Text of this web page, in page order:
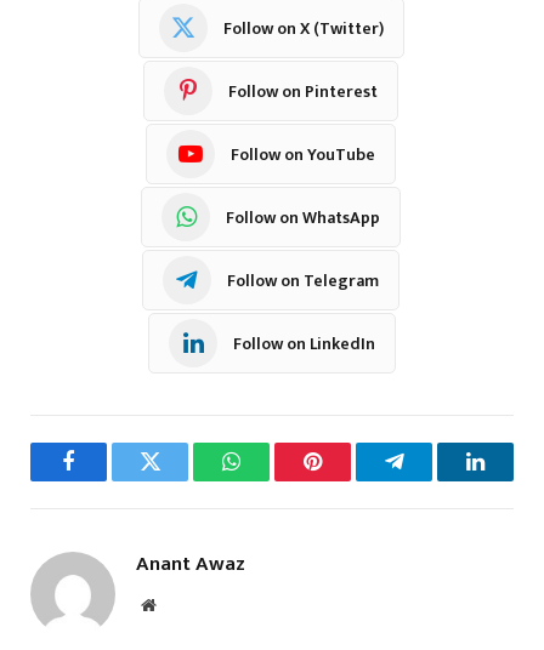
Follow on X (Twitter)
Follow on Pinterest
Follow on YouTube
Follow on WhatsApp
Follow on Telegram
Follow on LinkedIn
FacebookTwitter WhatsAppPinterest Telegram
Anant Awaz
Website